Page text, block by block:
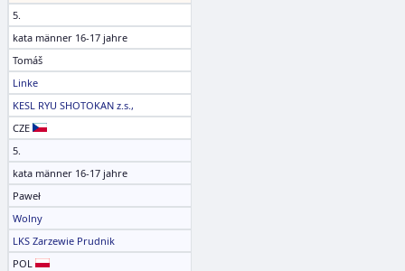
5.
kata männer 16-17 jahre
Tomáš
Linke
KESL RYU SHOTOKAN z.s.,
CZE
5.
kata männer 16-17 jahre
Paweł
Wolny
LKS Zarzewie Prudnik
POL